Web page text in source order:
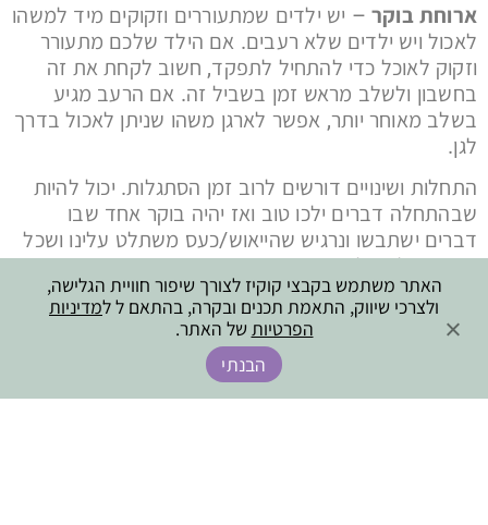
ארוחת בוקר – יש ילדים שמתעוררים וזקוקים מיד למשהו
לאכול ויש ילדים שלא רעבים. אם הילד שלכם מתעורר
וזקוק לאוכל כדי להתחיל לתפקד, חשוב לקחת את זה
בחשבון ולשלב מראש זמן בשביל זה. אם הרעב מגיע
בשלב מאוחר יותר, אפשר לארגן משהו שניתן לאכול בדרך
לגן.
התחלות ושינויים דורשים לרוב זמן הסתגלות. יכול להיות
שבהתחלה דברים ילכו טוב ואז יהיה בוקר אחד שבו
דברים ישתבשו ונרגיש שהייאוש/כעס משתלט עלינו ושכל
מה שהצלחנו לבנות, נהרס.
זה הרגע שנצטרך להזכיר לעצמנו שלכל אחד ואחת
מאיתנו יכולים להיות בקרים לא קלים. חשוב שבאותו בוקר
נדע להיפרד מהילד/ה שלנו בצורה נעימה, כדי שהמשך
היום יוכל להיות שקט ורגוע יותר (עבורו/ה ועבורנו).
האתר משתמש בקבצי קוקיז לצורך שיפור חוויית הגלישה,
ולצרכי שיווק, התאמת תכנים ובקרה, בהתאם ל למדיניות
הפרטיותשל האתר.
הבנתי